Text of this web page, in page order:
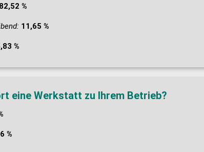
82,52 %
11,65 %
%
eine Werkstatt zu Ihrem Betrieb?
%